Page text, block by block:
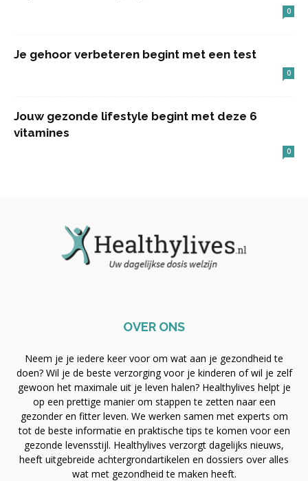
0
Je gehoor verbeteren begint met een test
0
Jouw gezonde lifestyle begint met deze 6
vitamines
0
OVER ONS
Neem je je iedere keer voor om wat aan je gezondheid te
doen? Wil je de beste verzorging voor je kinderen of wil je zelf
gewoon het maximale uit je leven halen? Healthylives helpt je
op een prettige manier om stappen te zetten naar een
gezonder en fitter leven. We werken samen met experts om
tot de beste informatie en praktische tips te komen voor een
gezonde levensstijl. Healthylives verzorgt dagelijks nieuws,
heeft uitgebreide achtergrondartikelen en dossiers over alles
wat met gezondheid te maken heeft.